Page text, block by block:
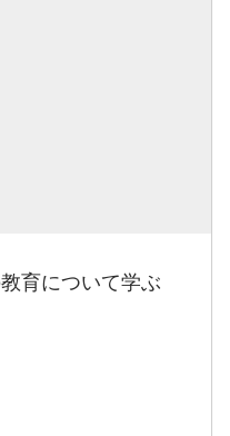
育について学ぶ